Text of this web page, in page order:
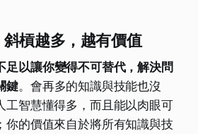
槓越多，越有價值
足以讓你變得不可替代，解決問
鍵。會再多的知識與技能也沒
工智慧懂得多，而且能以肉眼可
你的價值來自於將所有知識與技